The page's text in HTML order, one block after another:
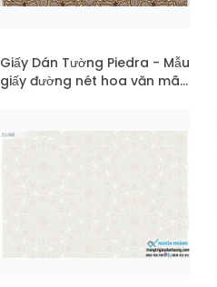
Giấy Dán Tường Piedra - Mẫu
giấy đường nét hoa văn mã